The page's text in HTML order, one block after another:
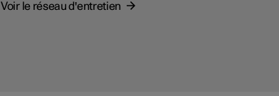
Voir le réseau d'entretien